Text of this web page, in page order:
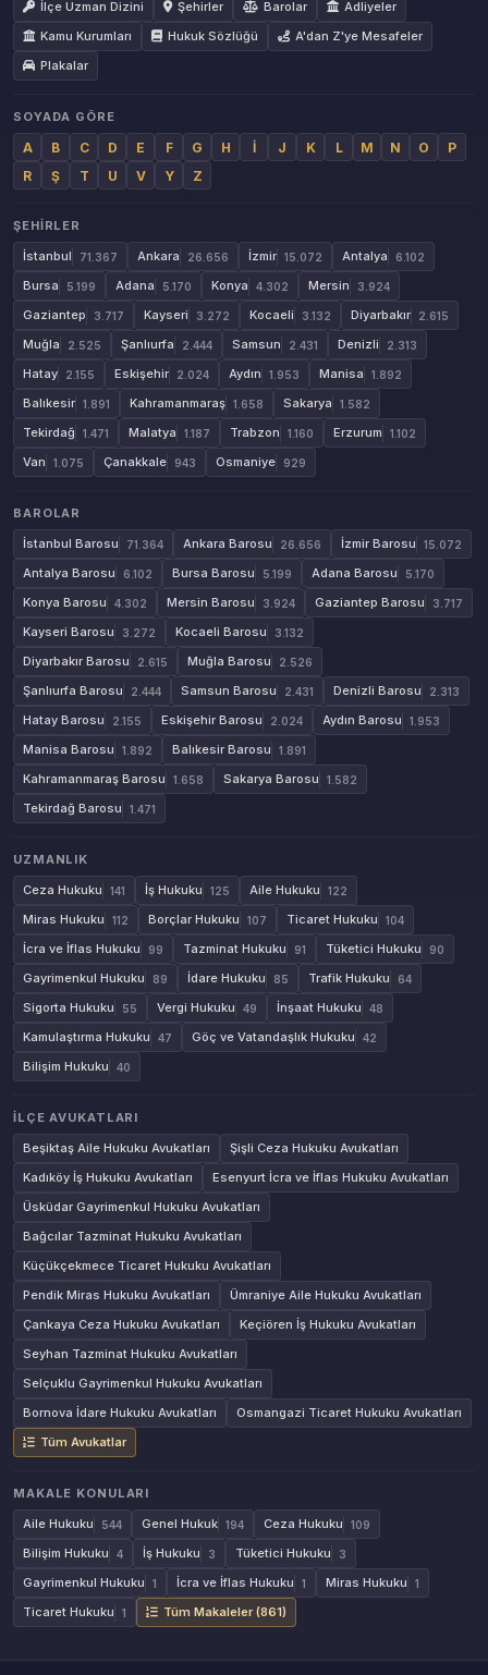
İlçe Uzman Dizini
Şehirler Barolar
Adliyeler
Kamu Kurumları
Hukuk Sözlüğü
A'dan Z'ye Mesafeler
Plakalar
SOYADA GÖRE
A B C D E F G H İ J K L M N O
P
R
Ş T U V Y Z
ŞEHIRLER
İstanbul
71.367 Ankara 26.656 İzmir 15.072 Antalya 6.102
Bursa 5.199 Adana 5.170 Konya 4.302 Mersin 3.924
Gaziantep 3.717 Kayseri 3.272 Kocaeli 3.132 Diyarbakır 2.615
Muğla 2.525 Şanlıurfa 2.444 Samsun 2.431 Denizli 2.313
Hatay 2.155 Eskişehir 2.024 Aydın 1.953 Manisa 1.892
Balıkesir 1.891 Kahramanmaraş 1.658 Sakarya 1.582
Tekirdağ 1.471 Malatya 1.187 Trabzon 1.160 Erzurum 1.102
Van 1.075 Çanakkale 943 Osmaniye 929
BAROLAR
İstanbul Barosu
71.364 Ankara Barosu 26.656 İzmir Barosu 15.072
Antalya Barosu 6.102 Bursa Barosu 5.199 Adana Barosu 5.170
Konya Barosu 4.302 Mersin Barosu 3.924 Gaziantep Barosu 3.717
Kayseri Barosu 3.272 Kocaeli Barosu 3.132
Diyarbakır Barosu 2.615 Muğla Barosu 2.526
Şanlıurfa Barosu 2.444 Samsun Barosu 2.431 Denizli Barosu 2.313
Hatay Barosu 2.155 Eskişehir Barosu 2.024 Aydın Barosu 1.953
Manisa Barosu 1.892 Balıkesir Barosu 1.891
Kahramanmaraş Barosu 1.658 Sakarya Barosu 1.582
Tekirdağ Barosu 1.471
UZMANLIK
Ceza Hukuku
141 İş Hukuku 125 Aile Hukuku 122
Miras Hukuku 112 Borçlar Hukuku 107 Ticaret Hukuku 104
İcra ve İflas Hukuku 99 Tazminat Hukuku 91 Tüketici Hukuku 90
Gayrimenkul Hukuku 89 İdare Hukuku 85 Trafik Hukuku 64
Sigorta Hukuku 55 Vergi Hukuku 49 İnşaat Hukuku 48
Kamulaştırma Hukuku 47 Göç ve Vatandaşlık Hukuku 42
Bilişim Hukuku 40
İLÇE AVUKATLARI
Beşiktaş Aile Hukuku Avukatları
Şişli Ceza Hukuku Avukatları
Kadıköy İş Hukuku Avukatları
Esenyurt İcra ve İflas Hukuku Avukatları
Üsküdar Gayrimenkul Hukuku Avukatları
Bağcılar Tazminat Hukuku Avukatları
Küçükçekmece Ticaret Hukuku Avukatları
Pendik Miras Hukuku Avukatları
Ümraniye Aile Hukuku Avukatları
Çankaya Ceza Hukuku Avukatları
Keçiören İş Hukuku Avukatları
Seyhan Tazminat Hukuku Avukatları
Selçuklu Gayrimenkul Hukuku Avukatları
Bornova İdare Hukuku Avukatları
Osmangazi Ticaret Hukuku Avukatları
Tüm Avukatlar
MAKALE KONULARI
Aile Hukuku
544 Genel Hukuk 194 Ceza Hukuku 109
Bilişim Hukuku 4 İş Hukuku 3 Tüketici Hukuku 3
Gayrimenkul Hukuku 1 İcra ve İflas Hukuku 1 Miras Hukuku 1
Ticaret Hukuku 1 Tüm Makaleler (861)